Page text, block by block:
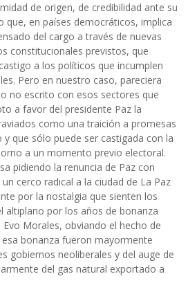
de origen, de credibilidad ante su
que, en países democráticos, implica
del cargo a través de nuevas
constitucionales previstos, que
a los políticos que incumplen
Pero en nuestro caso, pareciera
no escrito con esos sectores que
a favor del presidente Paz la
como una traición a promesas
que sólo puede ser castigada con la
a un momento previo electoral.
pidiendo la renuncia de Paz con
cerco radical a la ciudad de La Paz
por la nostalgia que sienten los
altiplano por los años de bonanza
Morales, obviando el hecho de
bonanza fueron mayormente
gobiernos neoliberales y del auge de
del gas natural exportado a